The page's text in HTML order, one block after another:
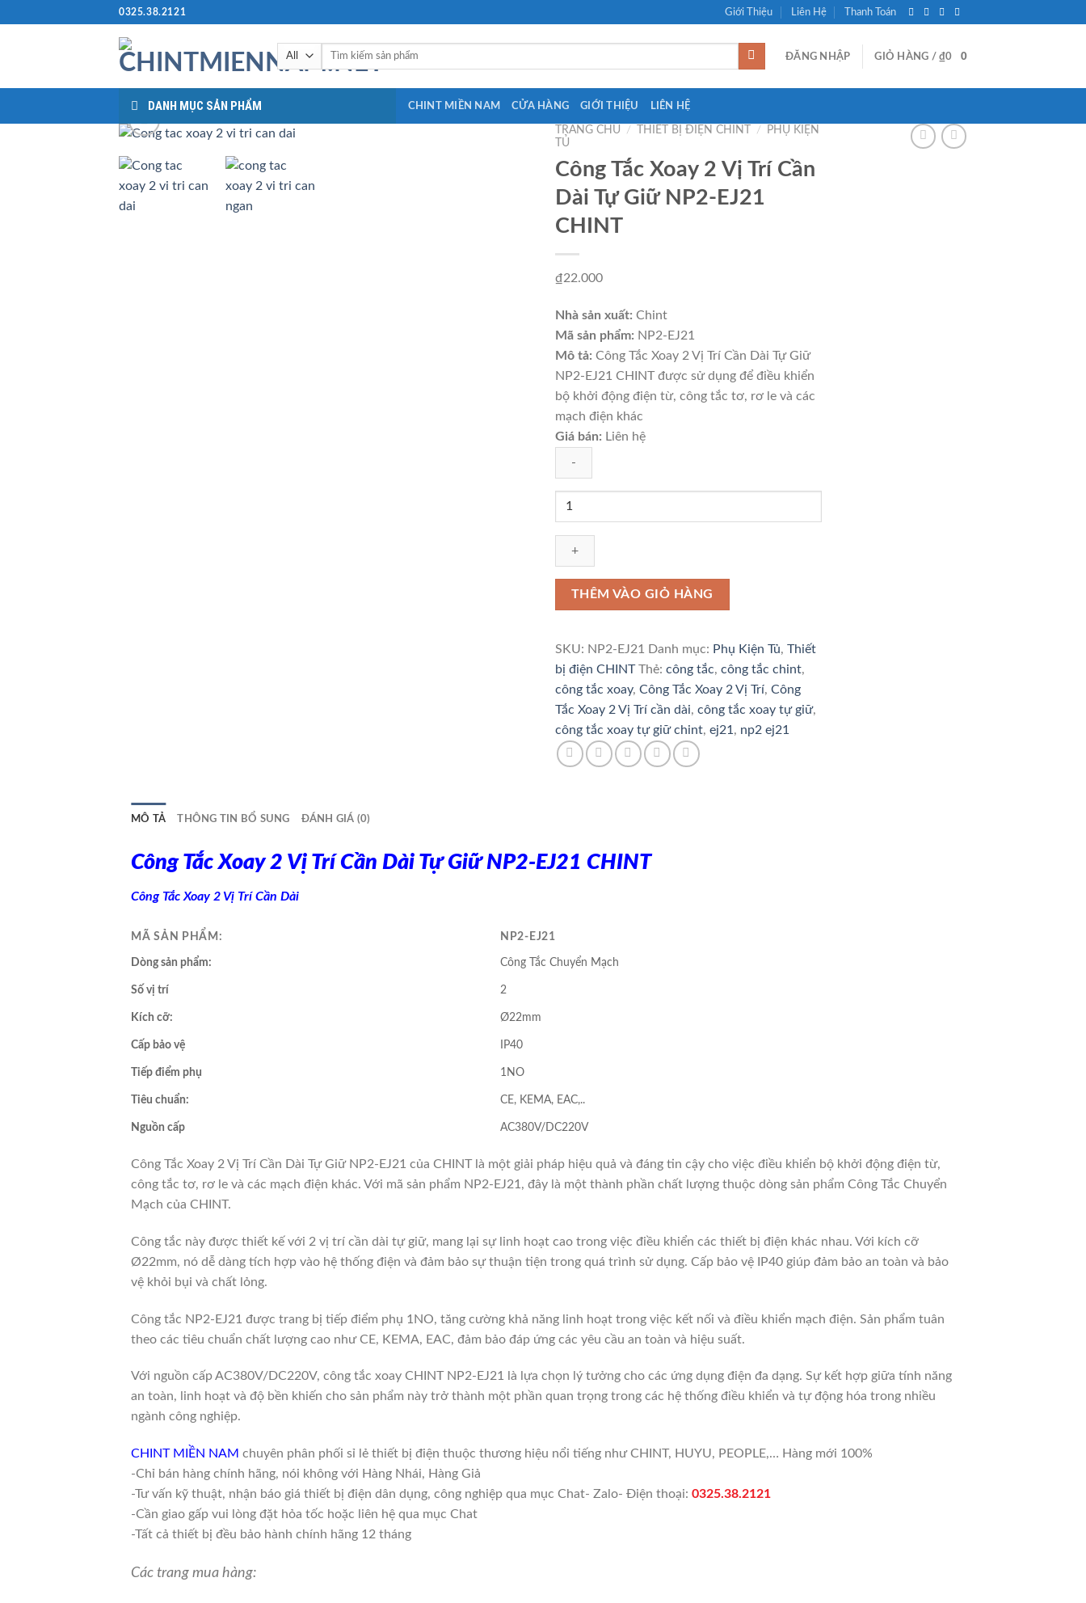
0325.38.2121 Giới Thiệu Liên Hệ Thanh Toán
Tìm
ĐĂNG NHẬP GIỎ HÀNG /₫0 0
DANH MỤC SẢN PHẨM CHINT MIỀN NAM CỬA HÀNG GIỚI THIỆU LIÊN HỆ
TRANG CHỦ / THIẾT BỊ ĐIỆN CHINT /
PHỤ KIỆN
TỦ
Công Tắc Xoay 2 Vị Trí Cần
Dài Tự Giữ NP2-EJ21
CHINT
₫22.000
Nhà sản xuất: Chint
Mã sản phẩm: NP2-EJ21
Mô tả: Công Tắc Xoay 2 Vị Trí Cần Dài Tự Giữ
NP2-EJ21 CHINT được sử dụng để điều khiển
bộ khởi động điện từ, công tắc tơ, rơ le và các
mạch điện khác
Giá bán: Liên hệ
Công
Xoay
Cần
Tự
Giữ
NP2-
EJ21
CHINT
số
lượng
THÊM VÀO GIỎ HÀNG
SKU: NP2-EJ21 Danh mục: Phụ Kiện Tủ, Thiết
bị điện CHINT Thẻ: công tắc, công tắc chint,
công tắc xoay, Công Tắc Xoay 2 Vị Trí, Công
Tắc Xoay 2 Vị Trí cần dài, công tắc xoay tự giữ,
công tắc xoay tự giữ chint, ej21, np2 ej21
MÔ TẢ THÔNG TIN BỔ SUNG ĐÁNH GIÁ (0)
Công Tắc Xoay 2 Vị Trí Cần Dài Tự Giữ NP2-EJ21 CHINT
Công Tắc Xoay 2 Vị Trí Cần Dài
MÃ SẢN PHẨM: NP2-EJ21
Dòng sản phẩm: Công Tắc Chuyển Mạch
Số vị trí 2
Kích cỡ: Ø22mm
Cấp bảo vệ IP40
Tiếp điểm phụ 1NO
Tiêu chuẩn: CE, KEMA, EAC,..
Nguồn cấp AC380V/DC220V
Công Tắc Xoay 2 Vị Trí Cần Dài Tự Giữ NP2-EJ21 của CHINT là một giải pháp hiệu quả và đáng tin cậy cho việc điều khiển bộ khởi động điện từ,
công tắc tơ, rơ le và các mạch điện khác. Với mã sản phẩm NP2-EJ21, đây là một thành phần chất lượng thuộc dòng sản phẩm Công Tắc Chuyển
Mạch của CHINT.
Công tắc này được thiết kế với 2 vị trí cần dài tự giữ, mang lại sự linh hoạt cao trong việc điều khiển các thiết bị điện khác nhau. Với kích cỡ
Ø22mm, nó dễ dàng tích hợp vào hệ thống điện và đảm bảo sự thuận tiện trong quá trình sử dụng. Cấp bảo vệ IP40 giúp đảm bảo an toàn và bảo
vệ khỏi bụi và chất lỏng.
Công tắc NP2-EJ21 được trang bị tiếp điểm phụ 1NO, tăng cường khả năng linh hoạt trong việc kết nối và điều khiển mạch điện. Sản phẩm tuân
theo các tiêu chuẩn chất lượng cao như CE, KEMA, EAC, đảm bảo đáp ứng các yêu cầu an toàn và hiệu suất.
Với nguồn cấp AC380V/DC220V, công tắc xoay CHINT NP2-EJ21 là lựa chọn lý tưởng cho các ứng dụng điện đa dạng. Sự kết hợp giữa tính năng
an toàn, linh hoạt và độ bền khiến cho sản phẩm này trở thành một phần quan trọng trong các hệ thống điều khiển và tự động hóa trong nhiều
ngành công nghiệp.
CHINT MIỀN NAM chuyên phân phối sỉ lẻ thiết bị điện thuộc thương hiệu nổi tiếng như CHINT, HUYU, PEOPLE,… Hàng mới 100%
-Chỉ bán hàng chính hãng, nói không với Hàng Nhái, Hàng Giả
-Tư vấn kỹ thuật, nhận báo giá thiết bị điện dân dụng, công nghiệp qua mục Chat- Zalo- Điện thoại: 0325.38.2121
-Cần giao gấp vui lòng đặt hỏa tốc hoặc liên hệ qua mục Chat
-Tất cả thiết bị đều bảo hành chính hãng 12 tháng
Các trang mua hàng: